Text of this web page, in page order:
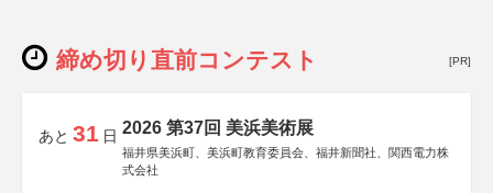
締め切り直前コンテスト [PR]
あと 31 日 2026 第37回 美浜美術展
福井県美浜町、美浜町教育委員会、福井新聞社、関西電力株
式会社